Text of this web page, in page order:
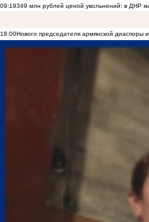
09:19349 млн рублей ценой увольнений: в ДНР
18:00Нового председателя армянской диаспоры